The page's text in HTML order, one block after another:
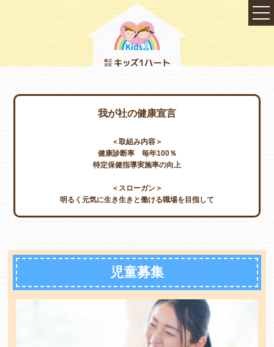
TOP
会社概要
各保育園のご紹介
我が社の健康宣言
＜取組み内容＞
健康診断率 毎年100％
特定保健指導実施率の向上
＜スローガン＞
明るく元気に生き生きと働ける職場を目指して
児童募集